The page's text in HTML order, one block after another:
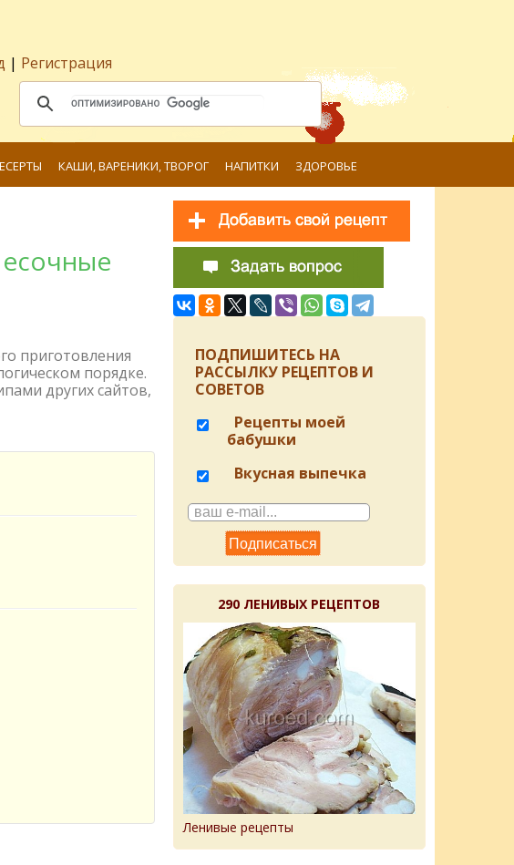
| Регистрация
КАШИ, ВАРЕНИКИ, ТВОРОГ НАПИТКИ ЗДОРОВЬЕ
приготовления
порядке.
других сайтов,
ПОДПИШИТЕСЬ НА
РАССЫЛКУ РЕЦЕПТОВ И
СОВЕТОВ
Рецепты моей
бабушки
Вкусная выпечка
290 ЛЕНИВЫХ РЕЦЕПТОВ
Ленивые рецепты